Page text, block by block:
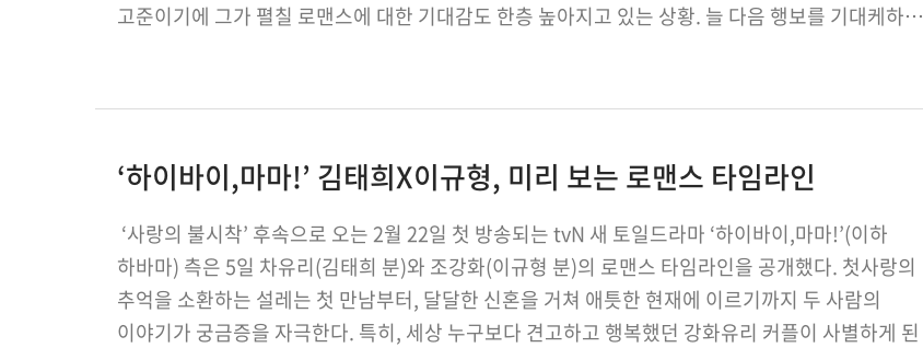
고준이기에 그가 펼칠 로맨스에 대한 기대감도 한층 높아지고 있는 상황. 늘 다음 행보를 기대케하는
‘하이바이,마마!’ 김태희X이규형, 미리 보는 로맨스 타임라인
‘사랑의 불시착’ 후속으로 오는 2월 22일 첫 방송되는 tvN 새 토일드라마 ‘하이바이,마마!’(이하
하바마) 측은 5일 차유리(김태희 분)와 조강화(이규형 분)의 로맨스 타임라인을 공개했다. 첫사랑의
추억을 소환하는 설레는 첫 만남부터, 달달한 신혼을 거쳐 애틋한 현재에 이르기까지 두 사람의
이야기가 궁금증을 자극한다. 특히, 세상 누구보다 견고하고 행복했던 강화유리 커플이 사별하게 된